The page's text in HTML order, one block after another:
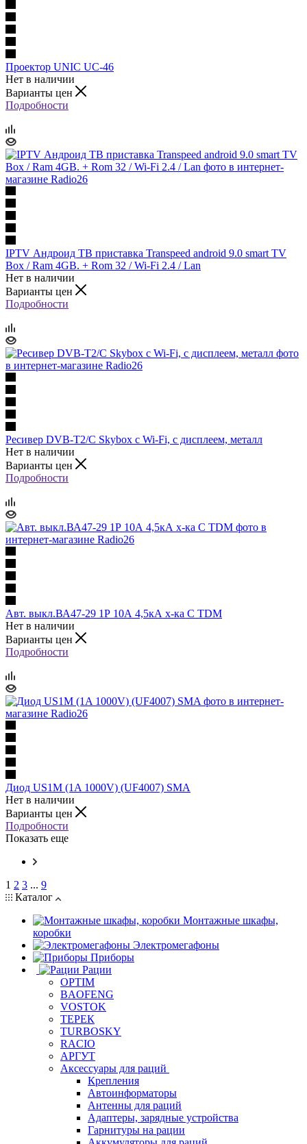
Проектор UNIC UC-46
Нет в наличии
Варианты цен
Подробности
IPTV Андроид ТВ приставка Transpeed android 9.0 smart TV
Box / Ram 4GB. + Rom 32 / Wi-Fi 2.4 / Lan
Нет в наличии
Варианты цен
Подробности
Ресивер DVB-T2/C Skybox с Wi-Fi, c дисплеем, металл
Нет в наличии
Варианты цен
Подробности
Авт. выкл.ВА47-29 1Р 10А 4,5кА х-ка С TDM
Нет в наличии
Варианты цен
Подробности
Диод US1M (1A 1000V) (UF4007) SMA
Нет в наличии
Варианты цен
Подробности
Показать еще
1 2 3 ... 9
Каталог
Монтажные шкафы,
коробки
Электромегафоны
Приборы
Рации
OPTIM
BAOFENG
VOSTOK
ТЕРЕК
TURBOSKY
RACIO
АРГУТ
Аксессуары для раций
Крепления
Автоинформаторы
Антенны для раций
Адаптеры, зарядные устройства
Гарнитуры на рации